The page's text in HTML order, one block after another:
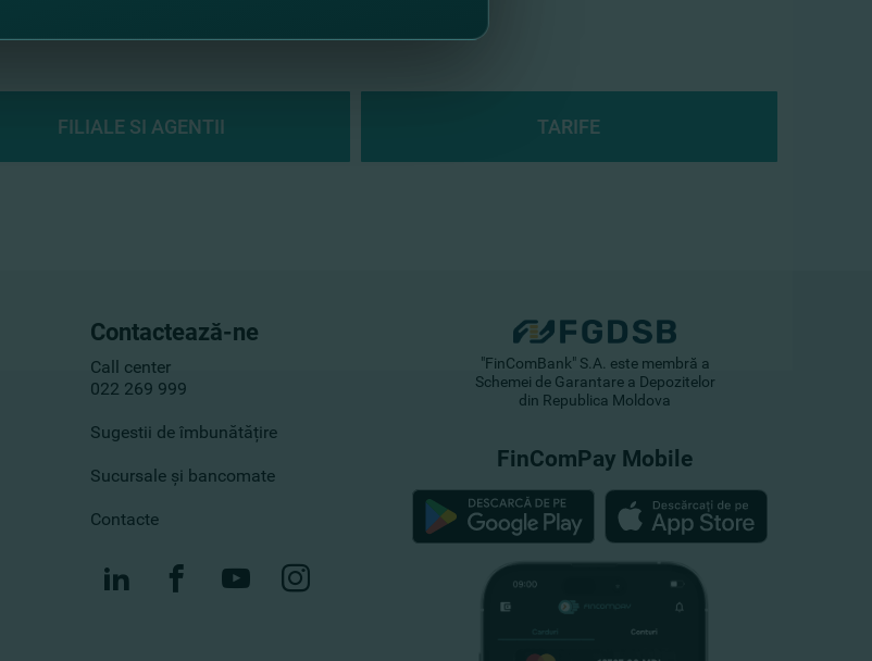
FILIALE SI AGENTII TARIFE
Contactează-ne
Call center
022 269 999
Sugestii de îmbunătățire
Sucursale și bancomate
Contacte
"FinComBank" S.A. este membră a
Schemei de Garantare a Depozitelor
din Republica Moldova
FinComPay Mobile